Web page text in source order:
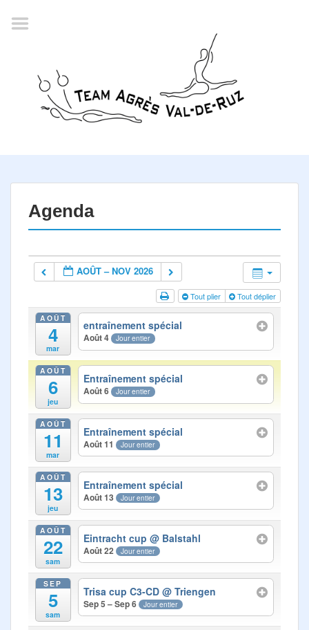
Agenda
AOÛT – NOV 2026
Tout plier Tout déplier
AOÛT
4
mar
entraînement spécial
Août 4 Jour entier
AOÛT
6
jeu
Entraînement spécial
Août 6 Jour entier
AOÛT
11
mar
Entraînement spécial
Août 11 Jour entier
AOÛT
13
jeu
Entraînement spécial
Août 13 Jour entier
AOÛT
22
sam
Eintracht cup@ Balstahl
Août 22 Jour entier
SEP
5
sam
Trisa cup C3-CD@ Triengen
Sep 5 – Sep 6 Jour entier
Accueil
Championnat romand
2022
La société
Résultats
Inscription
Comité
Photos
Médias
Contact